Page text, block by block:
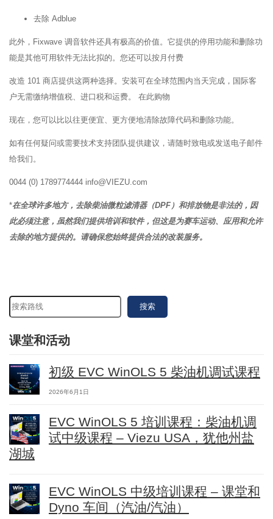
去除 Adblue
此外，Fixwave 调音软件还具有极高的价值。它提供的停用功能和删除功
能是其他可用软件无法比拟的。您还可以按月付费
改造 101 商店提供这两种选择。安装可在全球范围内当天完成，国际客
户无需缴纳增值税、进口税和运费。 在此购物
现在，您可以比以往更便宜、更方便地清除故障代码和删除功能。
如有任何疑问或需要技术支持团队提供建议，请随时致电或发送电子邮件
给我们。
0044 (0) 1789774444 info@VIEZU.com
*在全球许多地方，去除柴油微粒滤清器（DPF）和排放物是非法的，因
此必须注意，虽然我们提供培训和软件，但这是为赛车运动、应用和允许
去除的地方提供的。请确保您始终提供合法的改装服务。
搜索
课堂和活动
初级 EVC WinOLS 5 柴油机调试课程
2026年6月1日
EVC WinOLS 5 培训课程：柴油机调
试中级课程 – Viezu USA，犹他州盐
湖城
EVC WinOLS 中级培训课程 – 课堂和
Dyno 车间（汽油/汽油）